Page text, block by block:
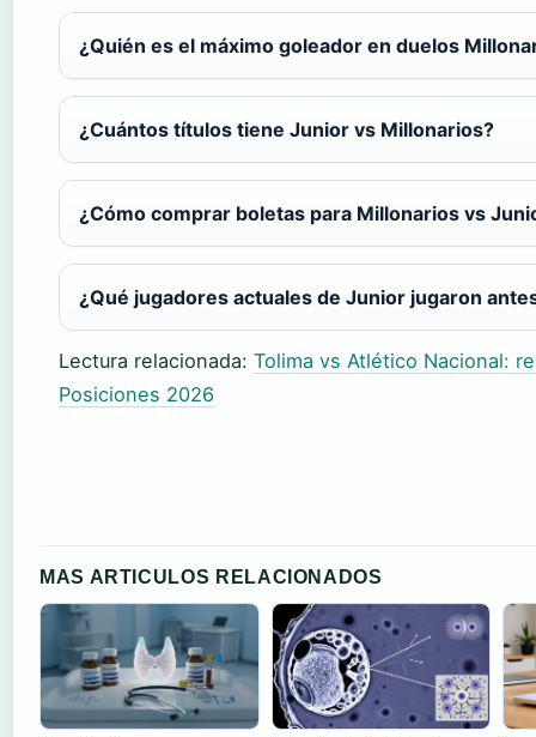
¿Quién es el máximo goleador en duelos
¿Cuántos títulos tiene Junior vs Millonarios?
¿Cómo comprar boletas para Millonarios vs
¿Qué jugadores actuales de Junior jugaron
Lectura relacionada: Tolima vs Atlético Nacional:
Posiciones 2026
MAS ARTICULOS RELACIONADOS